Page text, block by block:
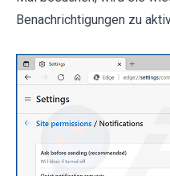
Benachrichtigungen zu